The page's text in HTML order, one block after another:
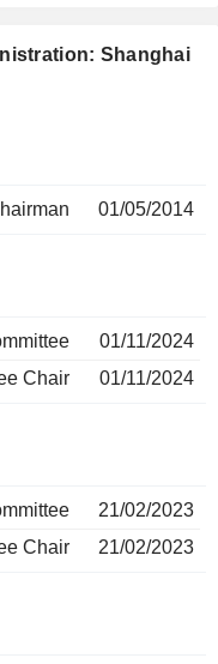
Shanghai
01/05/2014
01/11/2024
Chair
01/11/2024
21/02/2023
Chair
21/02/2023